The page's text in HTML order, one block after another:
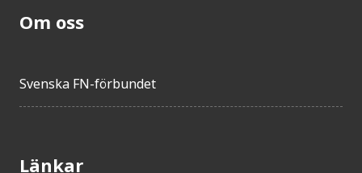
Om oss
Svenska FN-förbundet
Länkar